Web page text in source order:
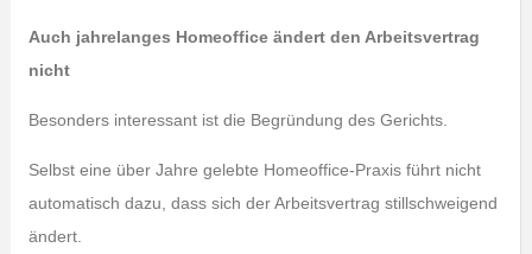
Auch jahrelanges Homeoffice ändert den Arbeitsvertrag
nicht
Besonders interessant ist die Begründung des Gerichts.
Selbst eine über Jahre gelebte Homeoffice-Praxis führt nicht
automatisch dazu, dass sich der Arbeitsvertrag stillschweigend
ändert.